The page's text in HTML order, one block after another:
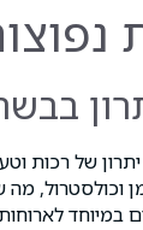
של רכות
וכולסטרול,